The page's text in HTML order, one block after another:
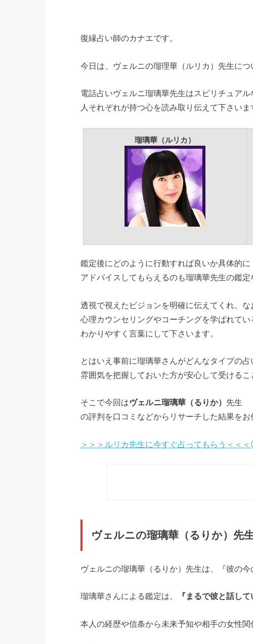
復縁占い師のカナエです。
今日は、ヴェルニの瑠理華（ルリカ）先生に
電話占いヴェルニ瑠璃華先生はスピリチュア
人それぞれが持つ心を読み取り伝えて下さいま
瑠璃華（ルリカ）
鑑定後にどのように行動すれば良いか具体的に
アドバイスしてもらえるのも瑠璃華先生の鑑定
透視で視えたビジョンを明確に伝えてくれ、な
心理カウンセリングやコーチングを学ばれてい
わかりやすく言葉にして下さいます。
とはいえ事前に瑠璃華さんがどんなタイプの占
雰囲気を把握しておいた方が安心して受けるこ
そこで今回はヴェルニ瑠璃華（るりか） 先生
の評判を口コミなどからリサーチした結果をお
＞＞＞ルリカ先生に今すぐ占ってもらう＜＜＜
ヴェルニの瑠璃華（るりか）先
ヴェルニの瑠璃華（るりか）先生は、『彼の
瑠璃華さんによる鑑定は、 『まるで彼と話して
本人の経歴や信条から未来予知や相手の女性